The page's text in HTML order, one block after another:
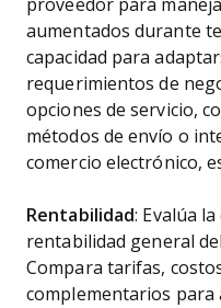
proveedor para
aumentados durante
capacidad para
requerimientos de
opciones de servicio,
métodos de envío o
comercio electrónico,
Rentabilidad: Evalúa
rentabilidad general
Compara tarifas,
complementarios para